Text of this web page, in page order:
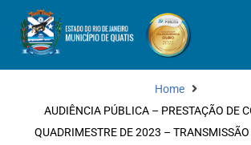
Home
AUDIÊNCIA PÚBLICA – PRESTAÇÃO DE
QUADRIMESTRE DE 2023 –